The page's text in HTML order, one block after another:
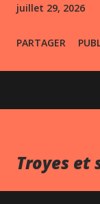
juillet 29, 2026
PARTAGER
Troyes et